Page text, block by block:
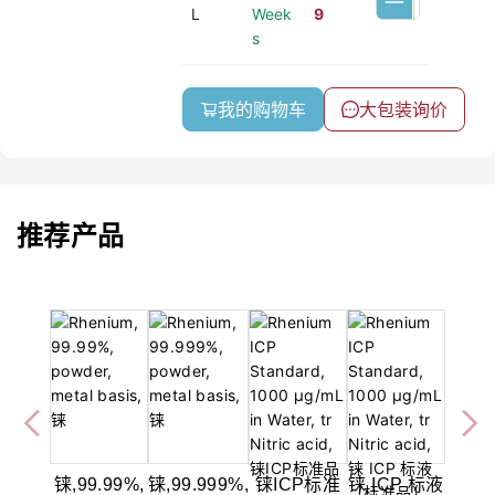
L
Week
s
9
我的购物车 大包装询价
推荐产品
铼,99.99%, 铼,99.999%, 铼ICP标准 铼 ICP 标液